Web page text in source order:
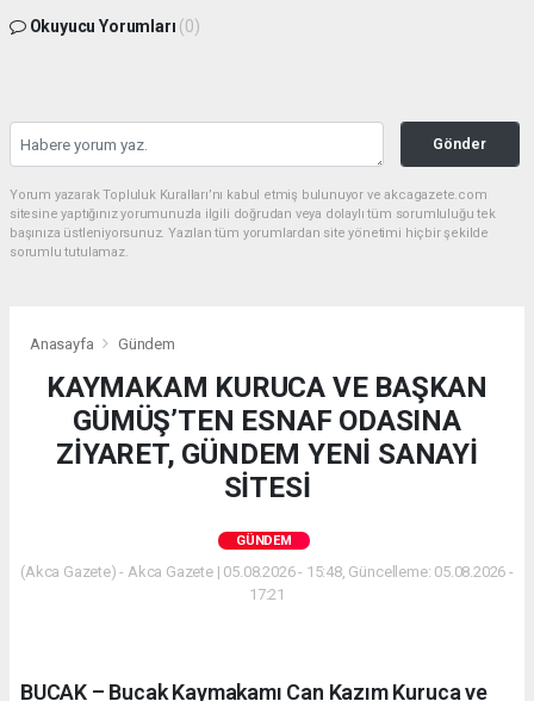
Okuyucu Yorumları (0)
Gönder
Yorum yazarak Topluluk Kuralları’nı kabul etmiş bulunuyor ve akcagazete.com
sitesine yaptığınız yorumunuzla ilgili doğrudan veya dolaylı tüm sorumluluğu tek
başınıza üstleniyorsunuz. Yazılan tüm yorumlardan site yönetimi hiçbir şekilde
sorumlu tutulamaz.
Anasayfa Gündem
KAYMAKAM KURUCA VE BAŞKAN
GÜMÜŞ’TEN ESNAF ODASINA
ZİYARET, GÜNDEM YENİ SANAYİ
SİTESİ
GÜNDEM
(Akca Gazete) - Akca Gazete | 05.08.2026 - 15:48, Güncelleme: 05.08.2026 -
17:21
BUCAK – Bucak Kaymakamı Can Kazım Kuruca ve